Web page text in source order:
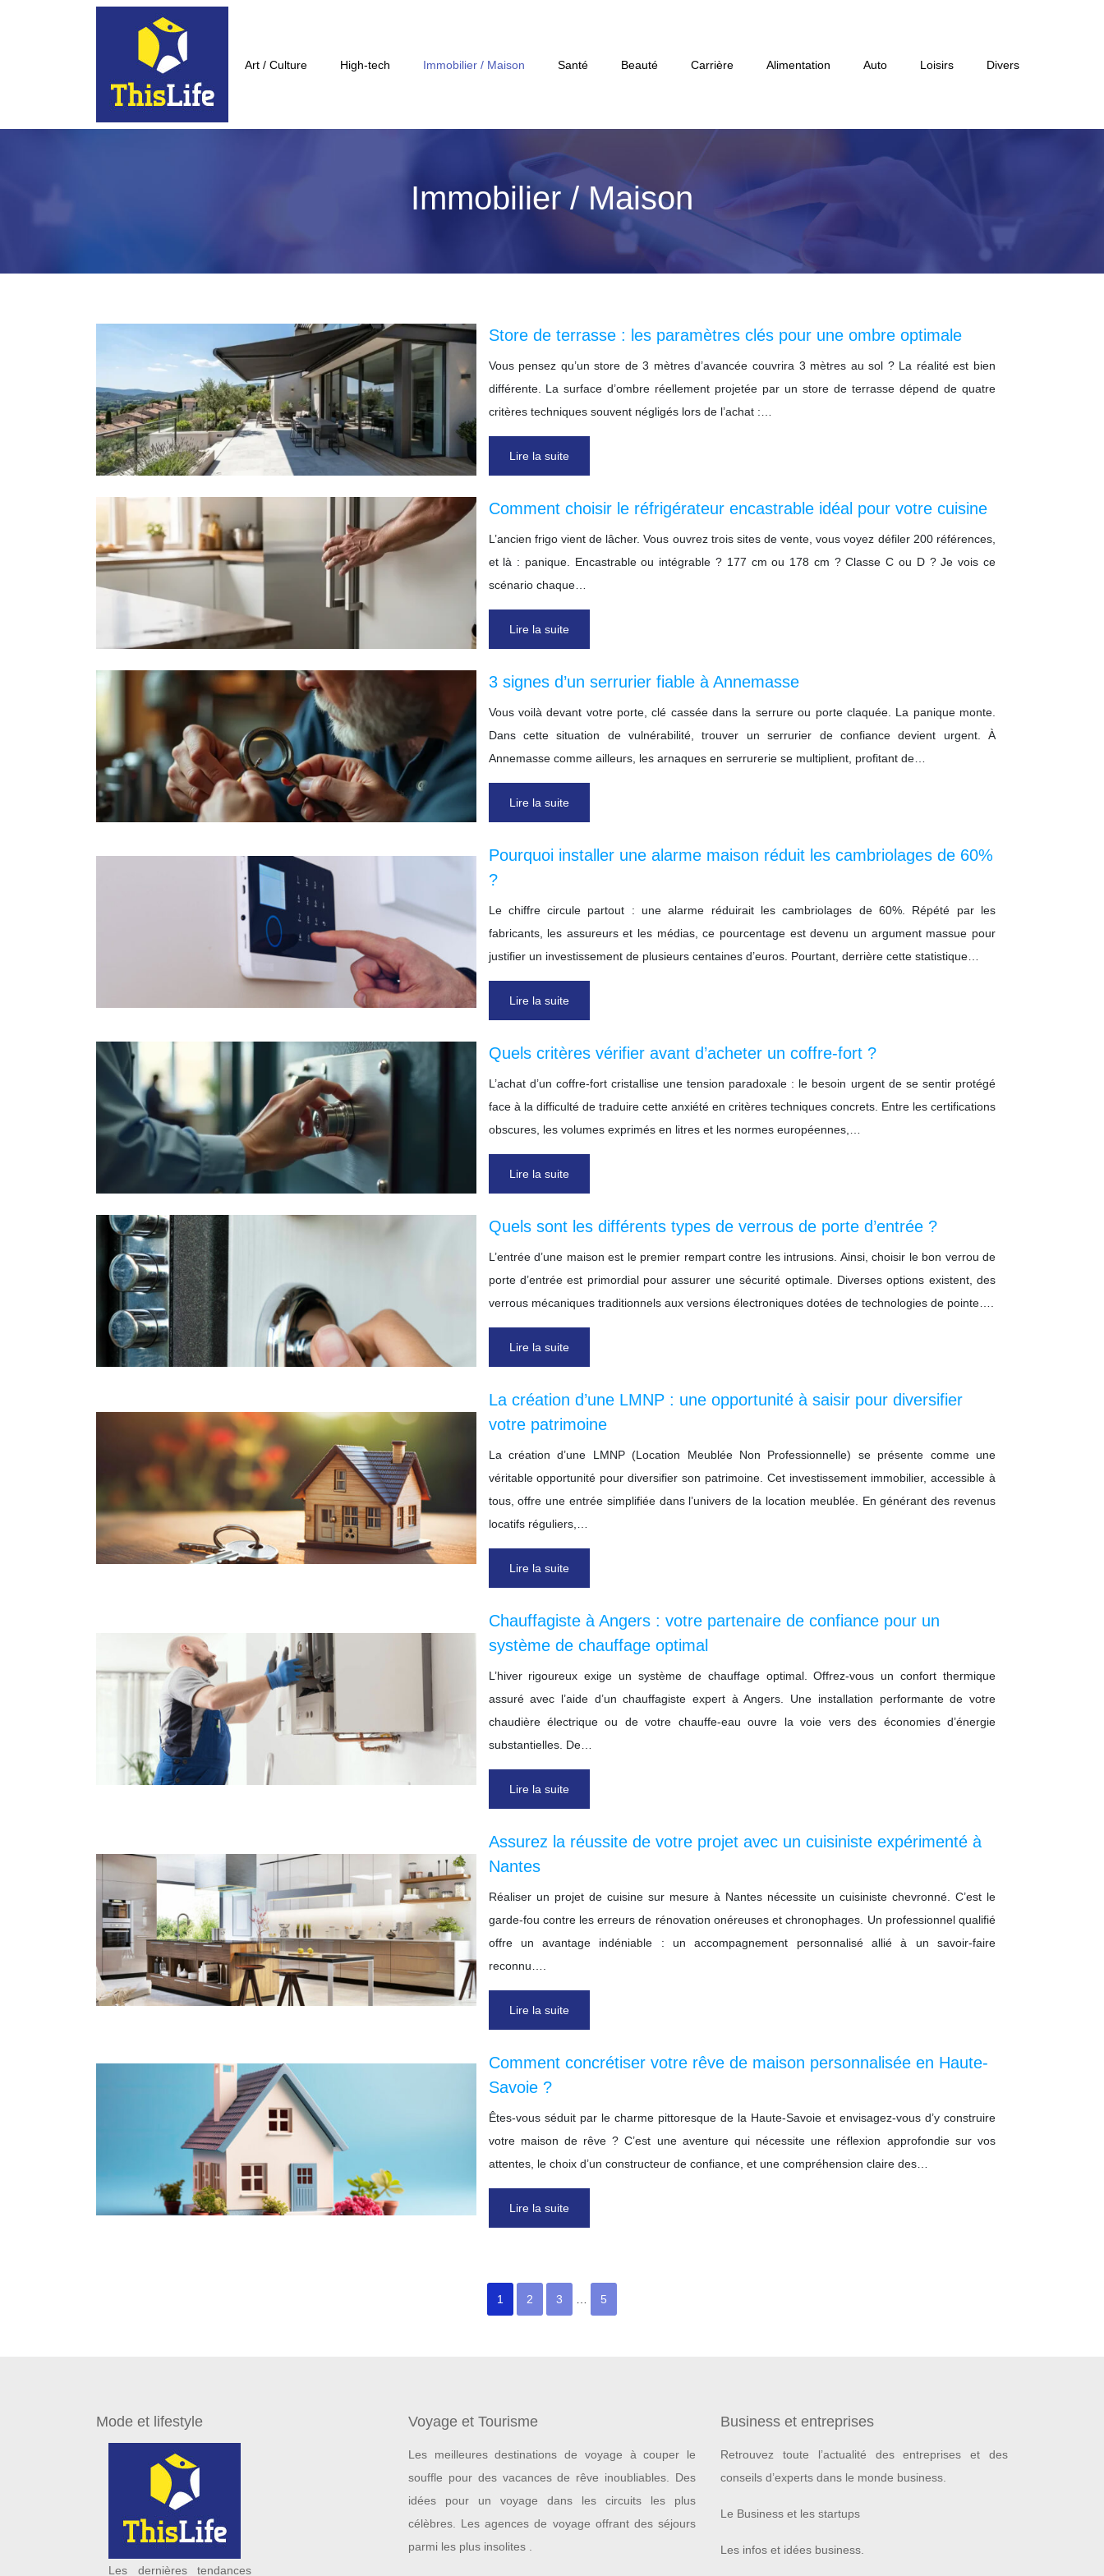
Art / Culture High-tech Immobilier / Maison Santé Beauté Carrière Alimentation Auto Loisirs Divers
Immobilier / Maison
Store de terrasse : les paramètres clés pour une ombre optimale
Vous pensez qu’un store de 3 mètres d’avancée couvrira 3 mètres au sol ? La réalité est bien
différente. La surface d’ombre réellement projetée par un store de terrasse dépend de quatre
critères techniques souvent négligés lors de l’achat :…
Lire la suite
Comment choisir le réfrigérateur encastrable idéal pour votre cuisine
L’ancien frigo vient de lâcher. Vous ouvrez trois sites de vente, vous voyez défiler 200 références,
et là : panique. Encastrable ou intégrable ? 177 cm ou 178 cm ? Classe C ou D ? Je vois ce
scénario chaque…
Lire la suite
3 signes d’un serrurier fiable à Annemasse
Vous voilà devant votre porte, clé cassée dans la serrure ou porte claquée. La panique monte.
Dans cette situation de vulnérabilité, trouver un serrurier de confiance devient urgent. À
Annemasse comme ailleurs, les arnaques en serrurerie se multiplient, profitant de…
Lire la suite
Pourquoi installer une alarme maison réduit les cambriolages de 60%
?
Le chiffre circule partout : une alarme réduirait les cambriolages de 60%. Répété par les
fabricants, les assureurs et les médias, ce pourcentage est devenu un argument massue pour
justifier un investissement de plusieurs centaines d’euros. Pourtant, derrière cette statistique…
Lire la suite
Quels critères vérifier avant d’acheter un coffre-fort ?
L’achat d’un coffre-fort cristallise une tension paradoxale : le besoin urgent de se sentir protégé
face à la difficulté de traduire cette anxiété en critères techniques concrets. Entre les certifications
obscures, les volumes exprimés en litres et les normes européennes,…
Lire la suite
Quels sont les différents types de verrous de porte d’entrée ?
L’entrée d’une maison est le premier rempart contre les intrusions. Ainsi, choisir le bon verrou de
porte d’entrée est primordial pour assurer une sécurité optimale. Diverses options existent, des
verrous mécaniques traditionnels aux versions électroniques dotées de technologies de pointe….
Lire la suite
La création d’une LMNP : une opportunité à saisir pour diversifier
votre patrimoine
La création d’une LMNP (Location Meublée Non Professionnelle) se présente comme une
véritable opportunité pour diversifier son patrimoine. Cet investissement immobilier, accessible à
tous, offre une entrée simplifiée dans l’univers de la location meublée. En générant des revenus
locatifs réguliers,…
Lire la suite
Chauffagiste à Angers : votre partenaire de confiance pour un
système de chauffage optimal
L’hiver rigoureux exige un système de chauffage optimal. Offrez-vous un confort thermique
assuré avec l’aide d’un chauffagiste expert à Angers. Une installation performante de votre
chaudière électrique ou de votre chauffe-eau ouvre la voie vers des économies d’énergie
substantielles. De…
Lire la suite
Assurez la réussite de votre projet avec un cuisiniste expérimenté à
Nantes
Réaliser un projet de cuisine sur mesure à Nantes nécessite un cuisiniste chevronné. C’est le
garde-fou contre les erreurs de rénovation onéreuses et chronophages. Un professionnel qualifié
offre un avantage indéniable : un accompagnement personnalisé allié à un savoir-faire
reconnu….
Lire la suite
Comment concrétiser votre rêve de maison personnalisée en Haute-
Savoie ?
Êtes-vous séduit par le charme pittoresque de la Haute-Savoie et envisagez-vous d’y construire
votre maison de rêve ? C’est une aventure qui nécessite une réflexion approfondie sur vos
attentes, le choix d’un constructeur de confiance, et une compréhension claire des…
Lire la suite
1 2 3 5
Mode et lifestyle
Les dernières tendances
Voyage et Tourisme
Les meilleures destinations de voyage à couper le
souffle pour des vacances de rêve inoubliables. Des
idées pour un voyage dans les circuits les plus
célèbres. Les agences de voyage offrant des séjours
parmi les plus insolites .
Business et entreprises
Retrouvez toute l’actualité des entreprises et des
conseils d’experts dans le monde business.
Le Business et les startups
Les infos et idées business.